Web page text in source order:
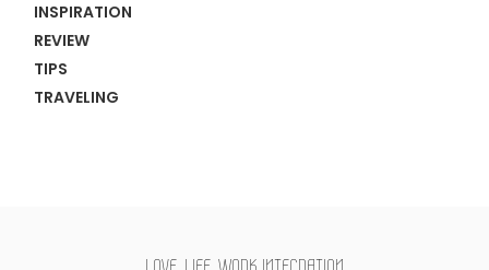
INSPIRATION
REVIEW
TIPS
TRAVELING